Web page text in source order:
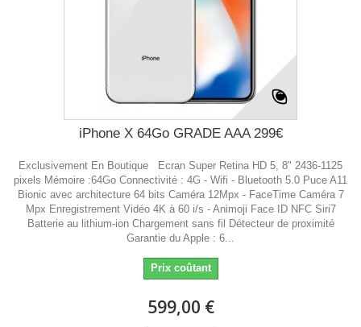
iPhone X 64Go GRADE AAA 299€
Exclusivement En Boutique Ecran Super Retina HD 5, 8" 2436-1125
pixels Mémoire :64Go Connectivité : 4G - Wifi - Bluetooth 5.0 Puce A11
Bionic avec architecture 64 bits Caméra 12Mpx - FaceTime Caméra 7
Mpx Enregistrement Vidéo 4K à 60 i/s - Animoji Face ID NFC Siri7
Batterie au lithium-ion Chargement sans fil Détecteur de proximité
Garantie du Apple : 6...
Prix coûtant
599,00 €